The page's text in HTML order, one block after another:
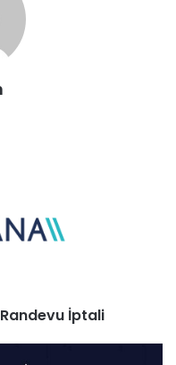
İptali